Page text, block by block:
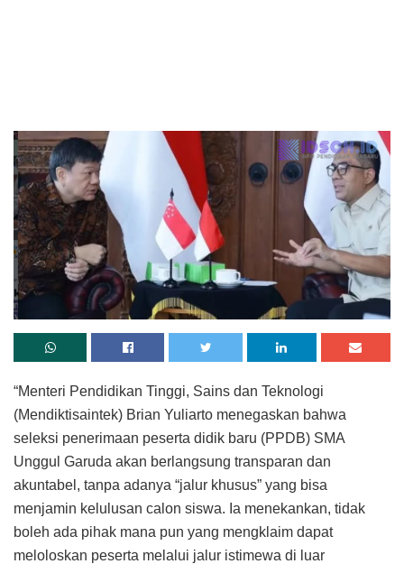
“Menteri Pendidikan Tinggi, Sains dan Teknologi
(Mendiktisaintek) Brian Yuliarto menegaskan bahwa
seleksi penerimaan peserta didik baru (PPDB) SMA
Unggul Garuda akan berlangsung transparan dan
akuntabel, tanpa adanya “jalur khusus” yang bisa
menjamin kelulusan calon siswa. Ia menekankan, tidak
boleh ada pihak mana pun yang mengklaim dapat
meloloskan peserta melalui jalur istimewa di luar